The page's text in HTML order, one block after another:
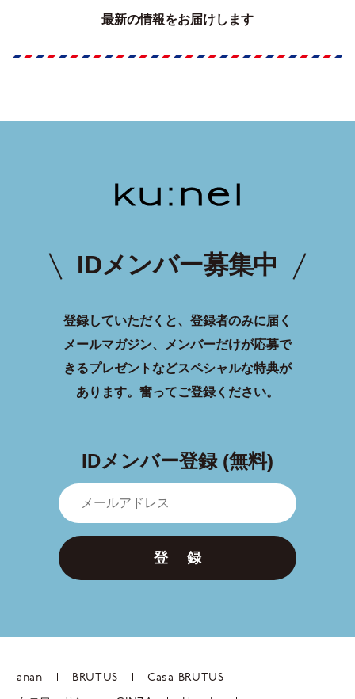
最新の情報をお届けします
IDメンバー募集中
登録していただくと、登録者のみに届く
メールマガジン、メンバーだけが応募で
きるプレゼントなどスペシャルな特典が
あります。 奮ってご登録ください。
IDメンバー登録 (無料)
登 録
anan BRUTUS Casa BRUTUS